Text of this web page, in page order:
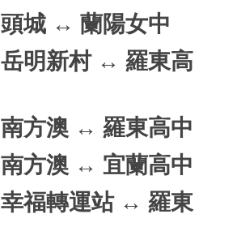
頭城 ↔ 蘭陽女中
岳明新村 ↔ 羅東高
南方澳 ↔ 羅東高中
南方澳 ↔ 宜蘭高中
幸福轉運站 ↔ 羅東